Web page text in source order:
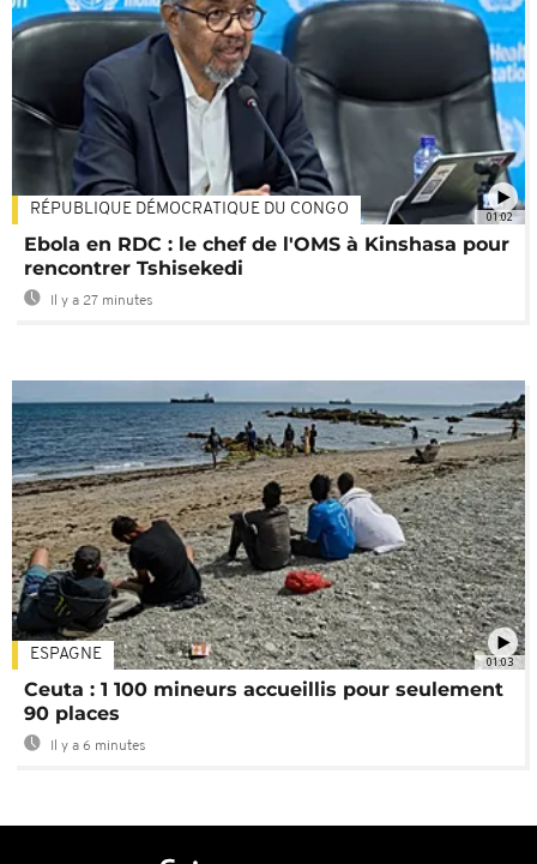
01:02
RÉPUBLIQUE DÉMOCRATIQUE DU CONGO
Ebola en RDC : le chef de l'OMS à Kinshasa pour
rencontrer Tshisekedi
Il y a 27 minutes
01:03
ESPAGNE
Ceuta : 1 100 mineurs accueillis pour seulement
90 places
Il y a 6 minutes